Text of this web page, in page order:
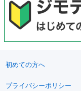
初めての方へ
プライバシーポリシー